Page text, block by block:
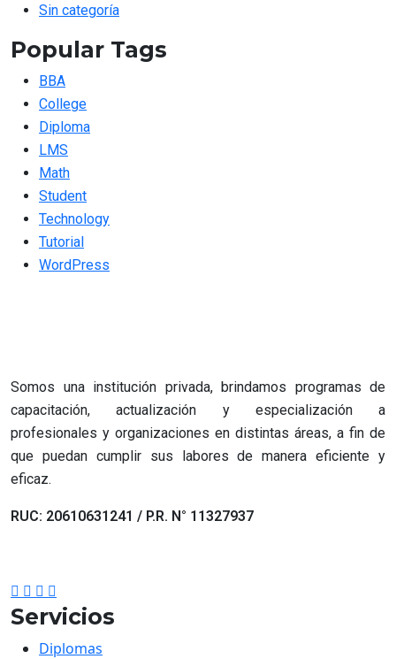
Sin categoría
Popular Tags
BBA
College
Diploma
LMS
Math
Student
Technology
Tutorial
WordPress
Somos una institución privada, brindamos programas de
capacitación, actualización y especialización a
profesionales y organizaciones en distintas áreas, a fin de
que puedan cumplir sus labores de manera eficiente y
eficaz.
RUC: 20610631241 / P.R. N° 11327937
Servicios
Diplomas